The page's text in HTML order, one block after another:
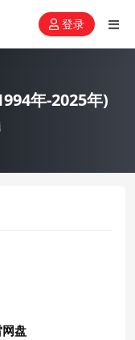
登录
年-2025年)
盘